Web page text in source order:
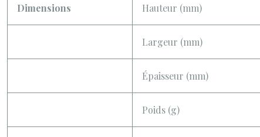
Dimensions Hauteur (mm)
Largeur (mm)
Épaisseur (mm)
Poids (g)